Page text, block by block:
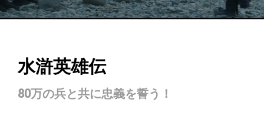
水滸英雄伝
80万の兵と共に忠義を誓う！